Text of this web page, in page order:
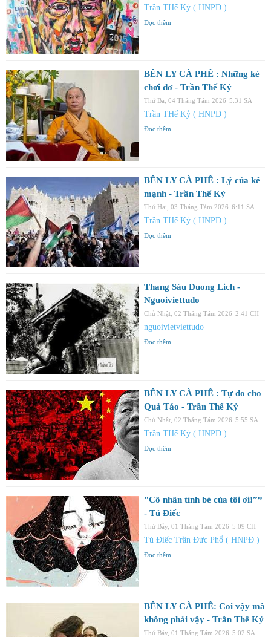
Trần THế Kỷ ( HNPD )
Đọc thêm
BÊN LY CÀ PHÊ : Những kẻ
chơi dơ - Trần Thế Kỷ
Thứ Ba, 04 Tháng Tám 2026 5:31 SA
Trần THế Kỷ ( HNPD )
Đọc thêm
BÊN LY CÀ PHÊ : Lý của kẻ
mạnh - Trần Thế Kỷ
Thứ Hai, 03 Tháng Tám 2026 6:11 SA
Trần THế Kỷ ( HNPD )
Đọc thêm
Thang Sáu Duong Lich -
Nguoiviettudo
Chủ Nhật, 02 Tháng Tám 2026 2:41 CH
nguoivietviettudo
Đọc thêm
BÊN LY CÀ PHÊ : Tự do cho
Quả Táo - Trần Thế Kỷ
Chủ Nhật, 02 Tháng Tám 2026 5:55 SA
Trần THế Kỷ ( HNPD )
Đọc thêm
"Cô nhân tình bé của tôi ơi!”*
- Tú Điếc
Thứ Bảy, 01 Tháng Tám 2026 5:09 CH
Tú Điếc Trần Đức Phổ ( HNPĐ )
Đọc thêm
BÊN LY CÀ PHÊ: Coi vậy mà
không phải vậy - Trần Thế Kỷ
Thứ Bảy, 01 Tháng Tám 2026 5:02 SA